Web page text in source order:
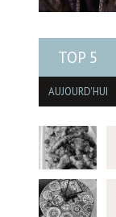
TOP 5
AUJOURD'HUI